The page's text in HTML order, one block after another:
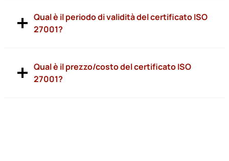
Qual è il periodo di validità del certificato ISO
27001?
Qual è il prezzo/costo del certificato ISO
27001?